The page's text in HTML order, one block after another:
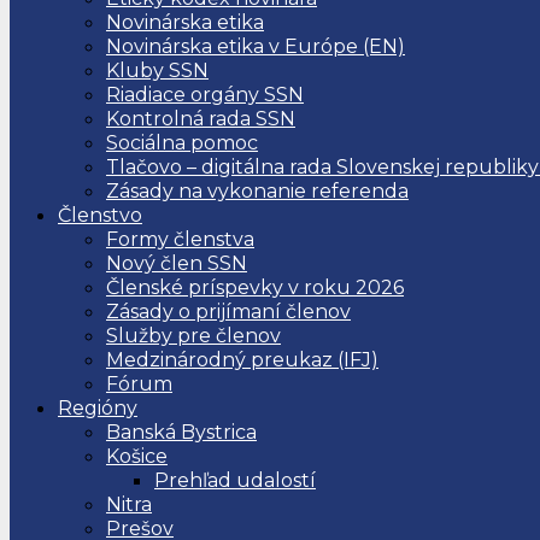
Novinárska etika
Novinárska etika v Európe (EN)
Kluby SSN
Riadiace orgány SSN
Kontrolná rada SSN
Sociálna pomoc
Tlačovo – digitálna rada Slovenskej republiky
Zásady na vykonanie referenda
Členstvo
Formy členstva
Nový člen SSN
Členské príspevky v roku 2026
Zásady o prijímaní členov
Služby pre členov
Medzinárodný preukaz (IFJ)
Fórum
Regióny
Banská Bystrica
Košice
Prehľad udalostí
Nitra
Prešov